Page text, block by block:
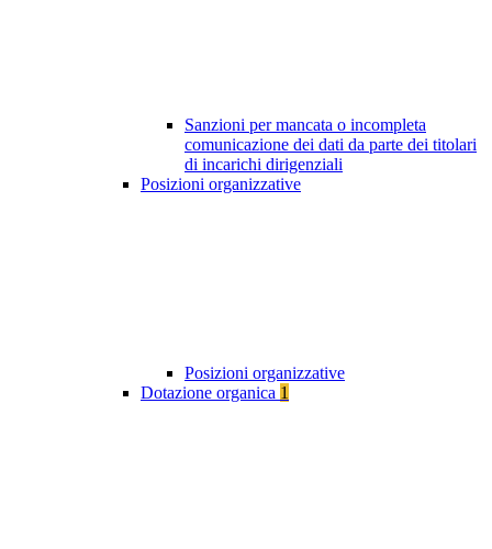
Sanzioni per mancata o incompleta
comunicazione dei dati da parte dei titolari
di incarichi dirigenziali
Posizioni organizzative
Posizioni organizzative
Dotazione organica 1